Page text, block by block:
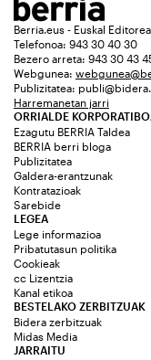
Berria.eus - Euskal
Telefonoa: 943 30 40 30
Bezero arreta: 943 30 43
Webgunea:
Publizitatea:
Harremanetan jarri
ORRIALDE
Ezagutu BERRIA Taldea
BERRIA berri bloga
Publizitatea
Galdera-erantzunak
Kontratazioak
Sarebide
JARRAITU
LEGEA
Lege informazioa
Pribatutasun politika
Cookieak
cc Lizentzia
Kanal etikoa
BESTELAKO ZERBITZUAK
Bidera zerbitzuak
Midas Media